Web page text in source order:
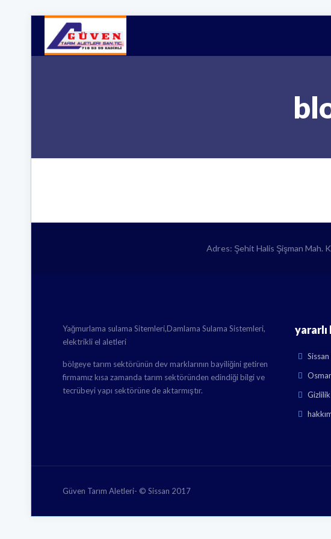
Adres: Şehit Halis Şişman Mah.
Yağmurlama sulama Sitemleri,Damlama Sulama Sistemleri,
elektrikli el aletleri
bölgeye tarım sektörünün dev marklarının bayiliğini getiren
firmamız kısa zamanda tarım sektöründen edindiği bilgi ve
tecrübeyi yapı sektörüne de aktarmıştır.
Güven Tarım Aletleri- © Sissan 2017